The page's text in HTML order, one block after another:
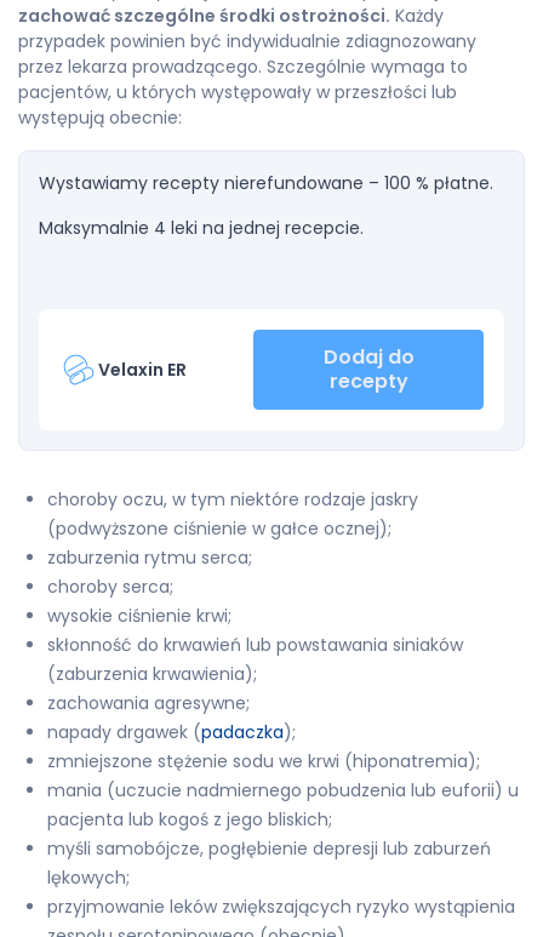
zachować szczególne środki ostrożności. Każdy
przypadek powinien być indywidualnie zdiagnozowany
przez lekarza prowadzącego. Szczególnie wymaga to
pacjentów, u których występowały w przeszłości lub
występują obecnie:
Wystawiamy recepty nierefundowane – 100 % płatne.
Maksymalnie 4 leki na jednej recepcie.
Velaxin ER
Dodaj do
recepty
choroby oczu, w tym niektóre rodzaje jaskry
(podwyższone ciśnienie w gałce ocznej);
zaburzenia rytmu serca;
choroby serca;
wysokie ciśnienie krwi;
skłonność do krwawień lub powstawania siniaków
(zaburzenia krwawienia);
zachowania agresywne;
napady drgawek (padaczka);
zmniejszone stężenie sodu we krwi (hiponatremia);
mania (uczucie nadmiernego pobudzenia lub euforii) u
pacjenta lub kogoś z jego bliskich;
myśli samobójcze, pogłębienie depresji lub zaburzeń
lękowych;
przyjmowanie leków zwiększających ryzyko wystąpienia